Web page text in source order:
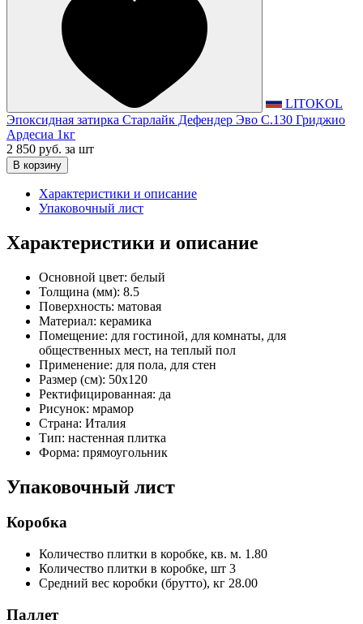
LITOKOL
Эпоксидная затирка Старлайк Дефендер Эво С.130 Гриджио
Ардесиа 1кг
2 850 руб. за шт
В корзину
Характеристики и описание
Упаковочный лист
Характеристики и описание
Основной цвет: белый
Толщина (мм): 8.5
Поверхность: матовая
Материал: керамика
Помещение: для гостиной, для комнаты, для
общественных мест, на теплый пол
Применение: для пола, для стен
Размер (см): 50x120
Ректифицированная: да
Рисунок: мрамор
Страна: Италия
Тип: настенная плитка
Форма: прямоугольник
Упаковочный лист
Коробка
Количество плитки в коробке, кв. м. 1.80
Количество плитки в коробке, шт 3
Средний вес коробки (брутто), кг 28.00
Паллет